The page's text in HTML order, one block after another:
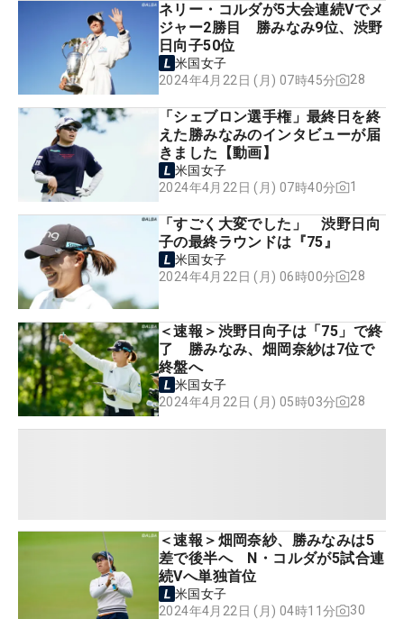
ネリー・コルダが5大会連続Vでメ
ジャー2勝目 勝みなみ9位、渋野
日向子50位
米国女子
2024年4月22日 (月) 07時45分
28
「シェブロン選手権」最終日を終
えた勝みなみのインタビューが届
きました【動画】
米国女子
2024年4月22日 (月) 07時40分
1
「すごく大変でした」 渋野日向
子の最終ラウンドは『75』
米国女子
2024年4月22日 (月) 06時00分
28
＜速報＞渋野日向子は「75」で終
了 勝みなみ、畑岡奈紗は7位で
終盤へ
米国女子
2024年4月22日 (月) 05時03分
28
＜速報＞畑岡奈紗、勝みなみは5
差で後半へ N・コルダが5試合連
続Vへ単独首位
米国女子
2024年4月22日 (月) 04時11分
30